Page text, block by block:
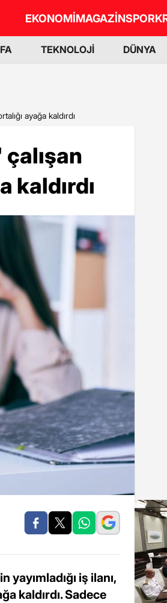
EKONOMİMAGAZİNSPOR
TEKNOLOJİ DÜNYA
ayağa kaldırdı
kaldırdı
iş ilanı,
kaldırdı. Sadece